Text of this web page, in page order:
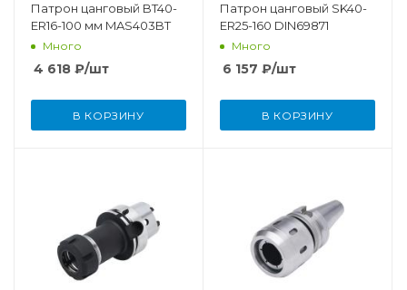
Патрон цанговый BT40-
ER16-100 мм MAS403BT
Много
4 618 ₽/шт
В КОРЗИНУ
Патрон цанговый SK40-
ER25-160 DIN69871
Много
6 157 ₽/шт
В КОРЗИНУ